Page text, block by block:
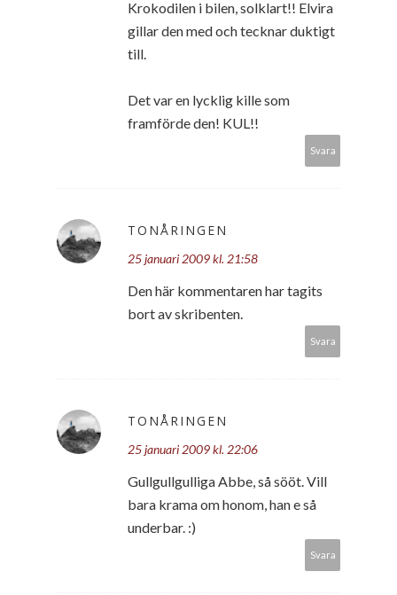
Krokodilen i bilen, solklart!! Elvira
gillar den med och tecknar duktigt
till.
Det var en lycklig kille som
framförde den! KUL!!
Svara
TONÅRINGEN
25 januari 2009 kl. 21:58
Den här kommentaren har tagits
bort av skribenten.
Svara
TONÅRINGEN
25 januari 2009 kl. 22:06
Gullgullgulliga Abbe, så sööt. Vill
bara krama om honom, han e så
underbar. :)
Svara